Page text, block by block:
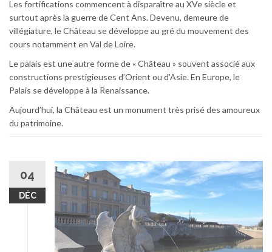
Les fortifications commencent à disparaître au XVe siècle et
surtout après la guerre de Cent Ans. Devenu, demeure de
villégiature, le Château se développe au gré du mouvement des
cours notamment en Val de Loire.
Le palais est une autre forme de « Château » souvent associé aux
constructions prestigieuses d’Orient ou d’Asie. En Europe, le
Palais se développe à la Renaissance.
Aujourd’hui, la Château est un monument très prisé des amoureux
du patrimoine.
04
DÉC